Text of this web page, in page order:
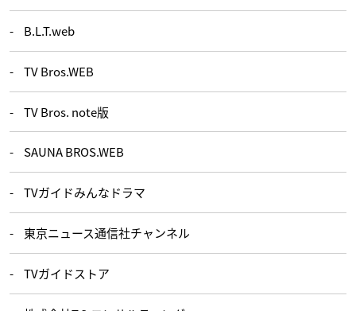
B.L.T.web
TV Bros.WEB
TV Bros. note版
SAUNA BROS.WEB
TVガイドみんなドラマ
東京ニュース通信社チャンネル
TVガイドストア